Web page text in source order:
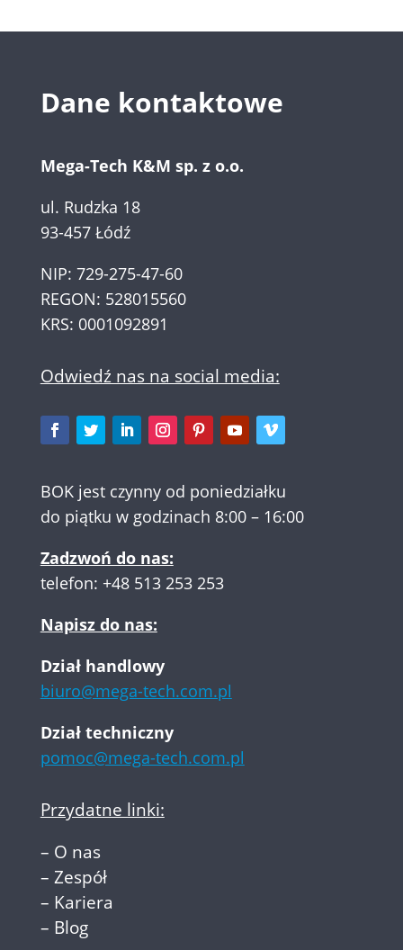
Dane kontaktowe
Mega-Tech K&M sp. z o.o.
ul. Rudzka 18
93-457 Łódź
NIP: 729-275-47-60
REGON: 528015560
KRS: 0001092891
Odwiedź nas na social media:
BOK jest czynny od poniedziałku
do piątku w godzinach 8:00 – 16:00
Zadzwoń do nas:
telefon: +48 513 253 253
Napisz do nas:
Dział handlowy
biuro@mega-tech.com.pl
Dział techniczny
pomoc@mega-tech.com.pl
Przydatne linki:
– O nas
– Zespół
– Kariera
– Blog